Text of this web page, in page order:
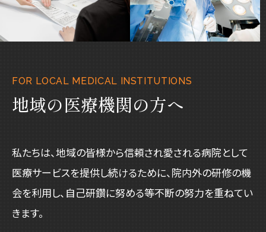
FOR LOCAL MEDICAL INSTITUTIONS
地域の医療機関の方へ
私たちは、地域の皆様から信頼され愛される病院として
医療サービスを提供し続けるために、院内外の研修の機
会を利用し、自己研鑽に努める等不断の努力を重ねてい
きます。